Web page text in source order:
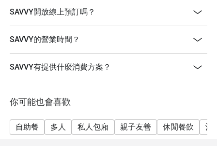
價錢：成人$538
【下午茶時段】
星期一至日：15:00 - 18:00
只提供單點食物
【晚餐時段】
價錢：每位 $888
整尚鐵板套餐 (六道菜 含澳洲龍蝦)
價錢：每位 $1288
SAVVY開放線上預訂嗎？
SAVVY的營業時間？
SAVVY有提供什麼消費方案？
你可能也會喜歡
自助餐 多人 私人包廂 親子友善 休閒餐飲 酒